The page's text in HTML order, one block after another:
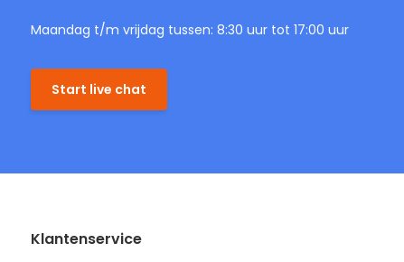
Maandag t/m vrijdag tussen: 8:30 uur tot 17:00 uur
Start live chat
Klantenservice